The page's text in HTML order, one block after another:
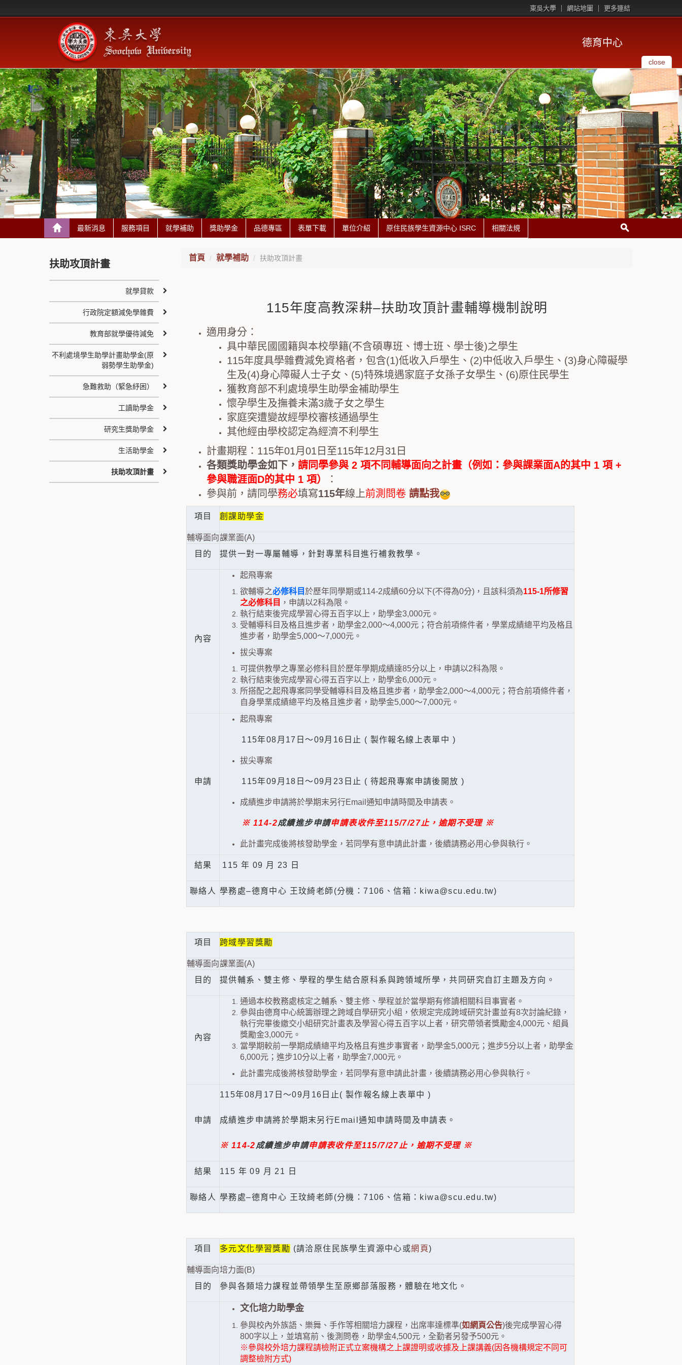
東吳大學 網站地圖 更多連結
德育中心
close
最新消息 服務項目 就學補助 獎助學金 品德專區 表單下載 單位介紹 原住民族學生資源中心 ISRC 相關法規
首頁 就學補助 扶助攻頂計畫
115年度高教深耕–扶助攻頂計畫輔導機制說明
適用身分：
具中華民國國籍與本校學籍(不含碩專班、博士班、學士後)之學生
115年度具學雜費減免資格者，包含(1)低收入戶學生、 (2)中低收入戶學生、 (3)身心障礙學
生及(4)身心障礙人士子女、 (5)特殊境遇家庭子女孫子女學生、 (6)原住民學生
獲教育部不利處境學生助學金補助學生
懷孕學生及撫養未滿3歲子女之學生
家庭突遭變故經學校審核通過學生
其他經由學校認定為經濟不利學生
計畫期程：115年01月01日至115年12月31日
各類獎助學金如下， 請同學參與 2 項不同輔導面向之計畫（例如：參與課業面A的其中 1 項 +
參與職涯面D的其中 1 項）
：
參與前，請同學務必填寫115年線上前測問卷 請點我
項目 創課助學金
輔導面向課業面(A)
目的
提供一對一專屬輔導，針對專業科目進行補救教學。
內容
起飛專案
欲輔導之必修科目於歷年同學期或114-2成績60分以下(不得為0分)，且該科須為115-1所修習
之必修科目 ，申請以2科為限。
執行結束後完成學習心得五百字以上，助學金3,000元。
受輔導科目及格且進步者，助學金2,000～4,000元；符合前項條件者，學業成績總平均及格且
進步者，助學金5,000～7,000元。
拔尖專案
可提供教學之專業必修科目於歷年學期成績達85分以上，申請以2科為限。
執行結束後完成學習心得五百字以上，助學金6,000元。
所搭配之起飛專案同學受輔導科目及格且進步者，助學金2,000～4,000元；符合前項條件者，
自身學業成績總平均及格且進步者，助學金5,000～7,000元。
申請
起飛專案
115年08月17日～09月16日止 ( 製作報名線上表單中 )
拔尖專案
115年09月18日～09月23日止 ( 待起飛專案申請後開放 )
成績進步申請將於學期末另行Email通知申請時間及申請表。
※ 114-2成績進步申請申請表收件至115/7/27止，逾期不受理 ※
此計畫完成後將核發助學金，若同學有意申請此計畫，後續請務必用心參與執行。
結果 115 年 09 月 23 日
聯絡人 學務處–德育中心 王玟綺老師(分機：7106、信箱：kiwa@scu.edu.tw)
項目 跨域學習獎勵
輔導面向課業面(A)
目的
提供輔系、雙主修、學程的學生結合原科系與跨領域所學，共同研究自訂主題及方向。
內容
通過本校教務處核定之輔系、雙主修、學程並於當學期有修讀相關科目事實者。
參與由德育中心統籌辦理之跨域自學研究小組，依規定完成跨域研究計畫並有8次討論紀錄，
執行完畢後繳交小組研究計畫表及學習心得五百字以上者，研究帶領者獎勵金4,000元、組員
獎勵金3,000元。
當學期較前一學期成績總平均及格且有進步事實者，助學金5,000元；進步5分以上者，助學金
6,000元；進步10分以上者，助學金7,000元。
此計畫完成後將核發助學金，若同學有意申請此計畫，後續請務必用心參與執行。
申請
115年08月17日～09月16日止( 製作報名線上表單中 )
成績進步申請將於學期末另行Email通知申請時間及申請表。
※ 114-2成績進步申請申請表收件至115/7/27止，逾期不受理 ※
結果 115 年 09 月 21 日
聯絡人 學務處–德育中心 王玟綺老師(分機：7106、信箱：kiwa@scu.edu.tw)
項目 多元文化學習獎勵 (請洽原住民族學生資源中心或網頁)
輔導面向培力面(B)
目的
參與各類培力課程並帶領學生至原鄉部落服務，體驗在地文化。
文化培力助學金
參與校內外族語、樂舞、手作等相關培力課程，出席率達標準(如網頁公告)後完成學習心得
800字以上，並填寫前、後測問卷，助學金4,500元，全勤者另發予500元。
※參與校外培力課程請檢附正式立案機構之上課證明或收據及上課講義(因各機構規定不同可
調整檢附方式)
扶助攻頂計畫
就學貸款
行政院定額減免學雜費
教育部就學優待減免
不利處境學生助學計畫助學金(原
弱勢學生助學金)
急難救助（緊急紓困）
工讀助學金
研究生獎助學金
生活助學金
扶助攻頂計畫